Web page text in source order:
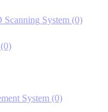
Scanning System (0)
(0)
System (0)